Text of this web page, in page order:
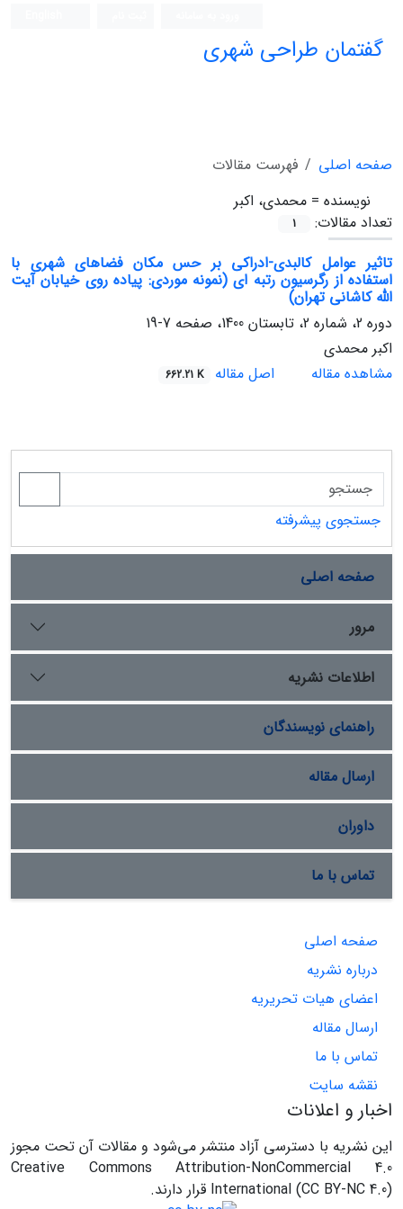
گفتمان طراحی شهری
صفحه اصلی
فهرست مقالات
نویسنده = محمدی، اکبر
تعداد مقالات:
1
تاثیر عوامل کالبدی-ادراکی بر حس مکان فضاهای شهری با
استفاده از رگرسیون رتبه ای (نمونه موردی: پیاده روی خیابان آیت
الله کاشانی تهران)
دوره 2، شماره 2، تابستان 1400، صفحه
7-19
اکبر محمدی
مشاهده مقاله
اصل مقاله 662.21 K
جستجوی پیشرفته
صفحه اصلی
مرور
اطلاعات نشریه
راهنمای نویسندگان
ارسال مقاله
داوران
تماس با ما
صفحه اصلی
درباره نشریه
اعضای هیات تحریریه
ارسال مقاله
تماس با ما
نقشه سایت
اخبار و اعلانات
این نشریه با دسترسی آزاد منتشر می‌شود و مقالات آن تحت مجوز
Creative Commons Attribution-NonCommercial 4.0
International (CC BY-NC 4.0) قرار دارند.